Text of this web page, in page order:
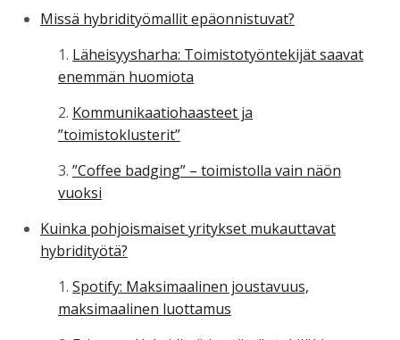
Missä hybridityömallit epäonnistuvat?
Läheisyysharha: Toimistotyöntekijät saavat
enemmän huomiota
Kommunikaatiohaasteet ja
”toimistoklusterit”
”Coffee badging” – toimistolla vain näön
vuoksi
Kuinka pohjoismaiset yritykset mukauttavat
hybridityötä?
Spotify: Maksimaalinen joustavuus,
maksimaalinen luottamus